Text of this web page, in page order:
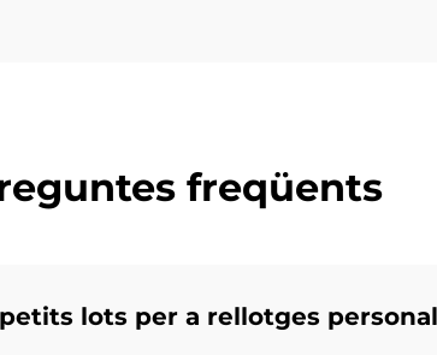
freqüents
lots per a rellotges